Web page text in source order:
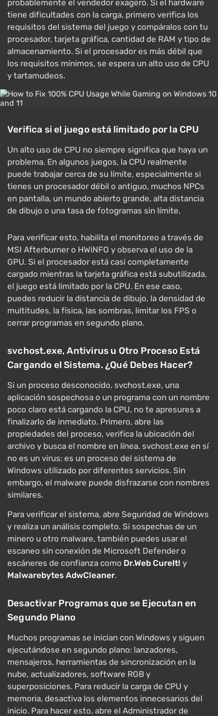
probablemente el vendedor exageró. Si el hardware
tiene dificultades con la carga, primero verifica los
requisitos del sistema del juego y compáralos con tu
procesador, tarjeta gráfica, cantidad de RAM y tipo de
almacenamiento. Si el procesador es más débil que
los requisitos mínimos, se espera un alto uso de CPU
y tartamudeos.
Verifica si el juego está limitado por la CPU
Un alto uso de CPU no siempre significa que haya un
problema. En algunos juegos, la CPU realmente
puede trabajar cerca de su límite, especialmente si
tienes un procesador débil o antiguo, muchos NPCs
en pantalla, un mundo abierto grande, alta distancia
de dibujo o una tasa de fotogramas sin límite.
Para verificar esto, habilita el monitoreo a través de
MSI Afterburner o HWiNFO y observa el uso de la
GPU. Si el procesador está casi completamente
cargado mientras la tarjeta gráfica está subutilizada,
el juego está limitado por la CPU. En ese caso,
puedes reducir la distancia de dibujo, la densidad de
multitudes, la física, las sombras, limitar los FPS o
cerrar programas en segundo plano.
svchost.exe, Antivirus u Otro Proceso Está
Cargando el Sistema. ¿Qué Debes Hacer?
Si un proceso desconocido, svchost.exe, una
aplicación sospechosa o un programa con un nombre
poco claro está cargando la CPU, no te apresures a
finalizarlo de inmediato. Primero, abre las
propiedades del proceso, verifica la ubicación del
archivo y busca el nombre en línea. svchost.exe en sí
no es un virus: es un proceso del sistema de
Windows utilizado por diferentes servicios. Sin
embargo, el malware puede disfrazarse con nombres
similares.
Para verificar el sistema, abre Seguridad de Windows
y realiza un análisis completo. Si sospechas de un
minero u otro malware, también puedes usar el
escaneo sin conexión de Microsoft Defender o
escáneres de confianza como Dr.Web CureIt! y
Malwarebytes AdwCleaner.
Desactivar Programas que se Ejecutan en
Segundo Plano
Muchos programas se inician con Windows y siguen
ejecutándose en segundo plano: lanzadores,
mensajeros, herramientas de sincronización en la
nube, actualizadores, software RGB y
superposiciones. Para reducir la carga de CPU y
memoria, desactiva los elementos innecesarios del
inicio. Para hacer esto, abre el Administrador de